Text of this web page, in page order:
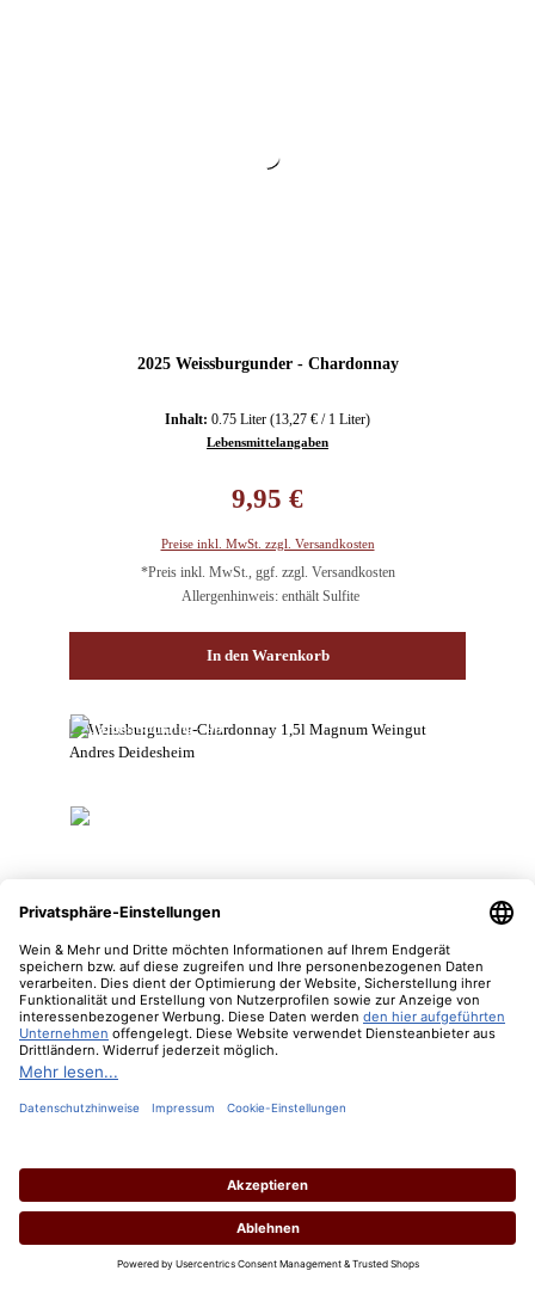
2025 Weissburgunder - Chardonnay
Inhalt: 0.75 Liter (13,27 € / 1 Liter)
Lebensmittelangaben
9,95 €
Preise inkl. MwSt. zzgl. Versandkosten
*Preis inkl. MwSt., ggf. zzgl. Versandkosten
Allergenhinweis: enthält Sulfite
In den Warenkorb
2025 Weissburgunder - Chardonnay Magnum
Lebensmittelangaben
Regulärer Preis:
26,00 €